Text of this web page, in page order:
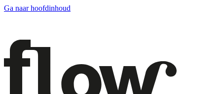
Ga naar hoofdinhoud